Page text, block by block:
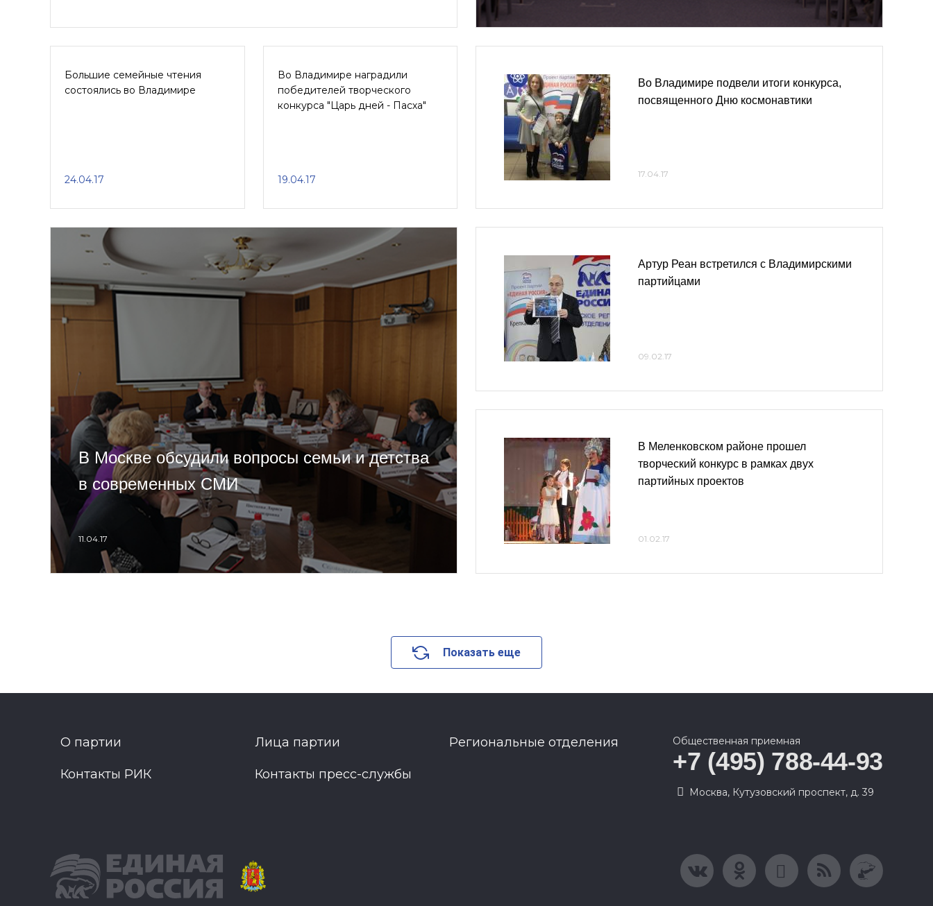
Большие семейные чтения
состоялись во Владимире
24.04.17
Во Владимире наградили
победителей творческого
конкурса "Царь дней - Пасха"
19.04.17
Во Владимире подвели итоги конкурса,
посвященного Дню космонавтики
17.04.17
В Москве обсудили вопросы семьи и детства
в современных СМИ
11.04.17
Артур Реан встретился с Владимирскими
партийцами
09.02.17
В Меленковском районе прошел
творческий конкурс в рамках двух
партийных проектов
01.02.17
Показать еще
О партии Лица партии Региональные отделения
Контакты РИК Контакты пресс-службы
Общественная приемная
+7 (495) 788-44-93
Москва, Кутузовский проспект, д. 39